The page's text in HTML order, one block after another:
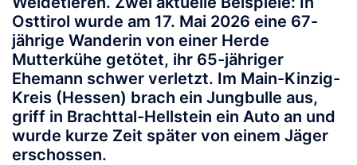
Osttirol wurde am 17. Mai 2026 eine 67-
jährige Wanderin von einer Herde
Mutterkühe getötet, ihr 65-jähriger
Ehemann schwer verletzt. Im Main-Kinzig-
Kreis (Hessen) brach ein Jungbulle aus,
griff in Brachttal-Hellstein ein Auto an und
wurde kurze Zeit später von einem Jäger
erschossen.